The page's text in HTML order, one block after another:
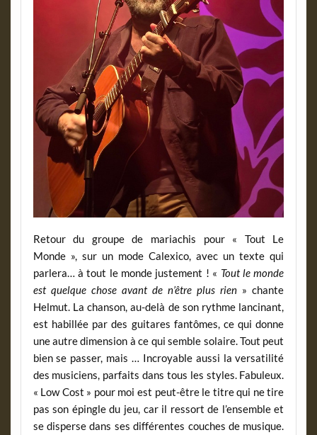
Retour du groupe de mariachis pour « Tout Le
Monde », sur un mode Calexico, avec un texte qui
parlera… à tout le monde justement ! « Tout le monde
est quelque chose avant de n’être plus rien » chante
Helmut. La chanson, au-delà de son rythme lancinant,
est habillée par des guitares fantômes, ce qui donne
une autre dimension à ce qui semble solaire. Tout peut
bien se passer, mais … Incroyable aussi la versatilité
des musiciens, parfaits dans tous les styles. Fabuleux.
« Low Cost » pour moi est peut-être le titre qui ne tire
pas son épingle du jeu, car il ressort de l’ensemble et
se disperse dans ses différentes couches de musique.